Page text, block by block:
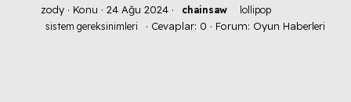
zody
Konu 24 Ağu 2024 chainsaw
lollipop
sistem gereksinimleri
Cevaplar: 0 Forum: Oyun Haberleri